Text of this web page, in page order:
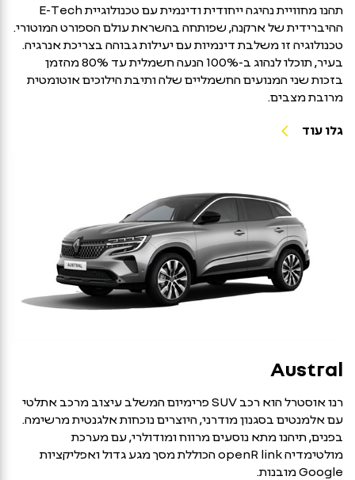
תהנו מחוויית נהיגה ייחודית ודינמית עם טכנולוגיית E-Tech
ההיברידית של ארקנה, שפותחה בהשראת עולם הספורט המוטורי.
טכנולוגיה זו משלבת דינמיות עם יעילות גבוהה בצריכת אנרגיה.
בעיר, תוכלו לנהוג ב-100% הנעה חשמלית עד 80% מהזמן
בזכות שני המנועים החשמליים שלה ותיבת הילוכים אוטומטית
מרובת מצבים.
גלו עוד
Austral
רנו אוסטרל הוא רכב SUV פרימיום המשלב עיצוב מרכב אתלטי
עם אלמנטים בסגנון מודרני, היוצרים נוכחות אלגנטית מרשימה.
בפנים, תיהנו מתא נוסעים מרווח ומודולרי, עם מערכת
מולטימדיה openR link הכוללת מסך מגע גדול ואפליקציות
Google מובנות.